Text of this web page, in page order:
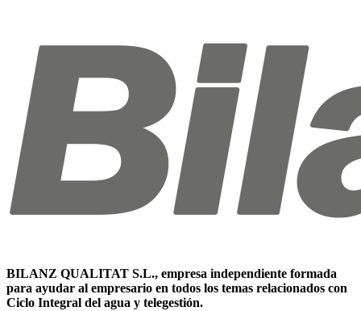
BILANZ QUALITAT S.L., empresa independiente formada
para ayudar al empresario en todos los temas relacionados con
Ciclo Integral del agua y telegestión.